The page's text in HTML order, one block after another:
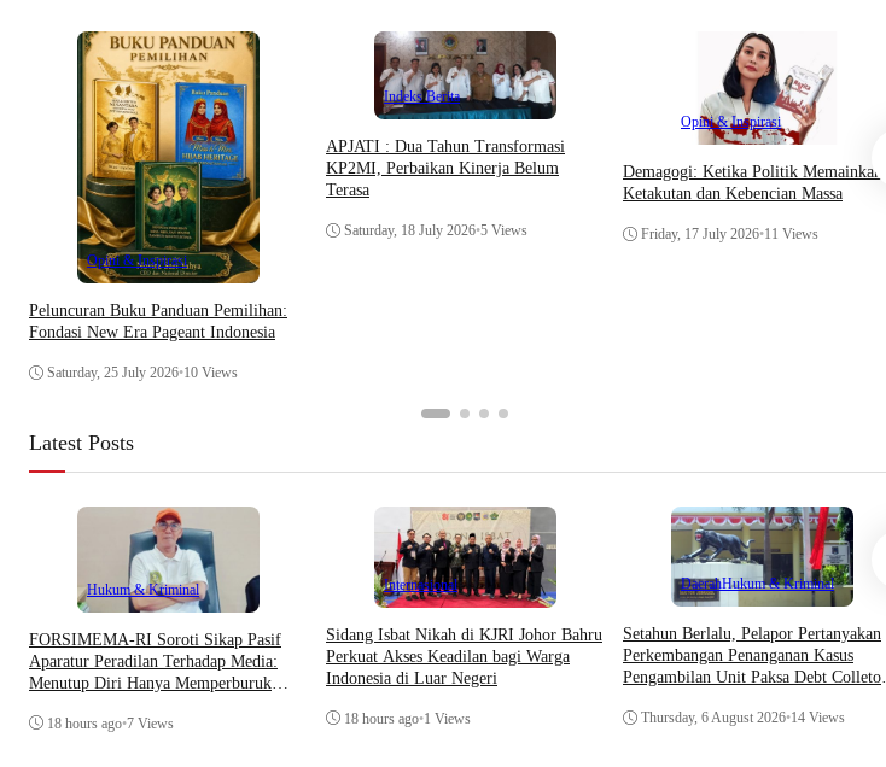
Opini & Inspirasi
Peluncuran Buku Panduan Pemilihan:
Fondasi New Era Pageant Indonesia
Saturday, 25 July 2026•10 Views
Indeks Berita
APJATI : Dua Tahun Transformasi
KP2MI, Perbaikan Kinerja Belum
Terasa
Saturday, 18 July 2026•5 Views
Opini & Inspirasi
Demagogi: Ketika Politik Memainkan
Ketakutan dan Kebencian Massa
Friday, 17 July 2026•11 Views
Latest Posts
Hukum & Kriminal
​FORSIMEMA-RI Soroti Sikap Pasif
Aparatur Peradilan Terhadap Media:
Menutup Diri Hanya Memperburuk
18 hours ago•7 Views
Internasional
Sidang Isbat Nikah di KJRI Johor Bahru
Perkuat Akses Keadilan bagi Warga
Indonesia di Luar Negeri
18 hours ago•1 Views
DaerahHukum & Kriminal
Setahun Berlalu, Pelapor Pertanyakan
Perkembangan Penanganan Kasus
Pengambilan Unit Paksa Debt Colletor
Thursday, 6 August 2026•14 Views